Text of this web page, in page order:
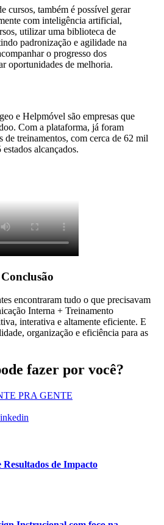
cursos, também é possível gerar
com inteligência artificial,
utilizar uma biblioteca de
padronização e agilidade na
o progresso dos
oportunidades de melhoria.
e Helpmóvel são empresas que
. Com a plataforma, já foram
de treinamentos, com cerca de 62 mil
alcançados.
Conclusão
encontraram tudo o que precisavam
Interna + Treinamento
interativa e altamente eficiente. E
organização e eficiência para as
fazer por você?
PRA GENTE
de Impacto